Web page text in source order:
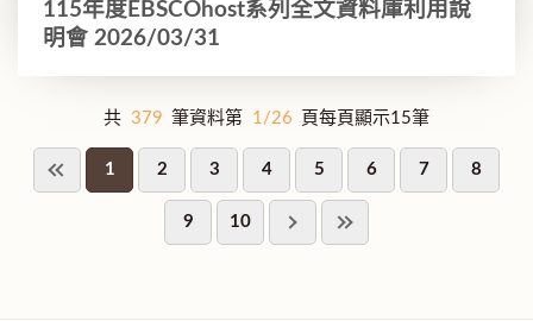
115年度EBSCOhost系列全文資料庫利用說
明會 2026/03/31
共 379 筆資料第 1/26 頁每頁顯示15筆
1 2 3 4 5 6 7 8
9 10